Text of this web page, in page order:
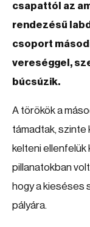
csapattól az
rendezésű
csoport
vereséggel,
búcsúzik.
A törökök a
támadtak, szinte
kelteni ellenfelük
pillanatokban
hogy a kieséses
pályára.